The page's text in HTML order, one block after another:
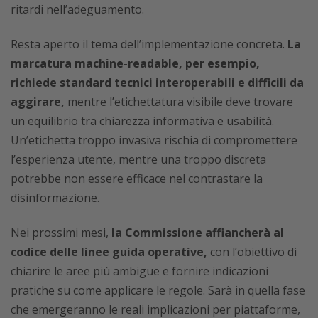
ritardi nell’adeguamento.
Resta aperto il tema dell’implementazione concreta. La
marcatura machine-readable, per esempio,
richiede standard tecnici interoperabili e difficili da
aggirare, mentre l’etichettatura visibile deve trovare
un equilibrio tra chiarezza informativa e usabilità.
Un’etichetta troppo invasiva rischia di compromettere
l’esperienza utente, mentre una troppo discreta
potrebbe non essere efficace nel contrastare la
disinformazione.
Nei prossimi mesi, la Commissione affiancherà al
codice delle linee guida operative, con l’obiettivo di
chiarire le aree più ambigue e fornire indicazioni
pratiche su come applicare le regole. Sarà in quella fase
che emergeranno le reali implicazioni per piattaforme,